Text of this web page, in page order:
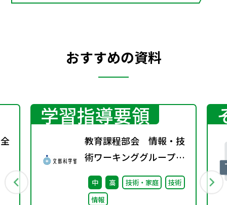
おすすめの資料
学習指導要領
教育課程部会 情報・技
術ワーキンググループ
（第4回）配付資料
中 高 技術・家庭
技術
情報